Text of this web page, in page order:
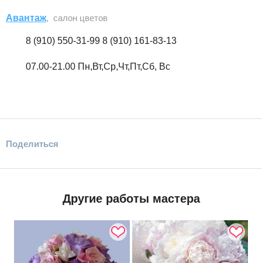
Авантаж, салон цветов
8 (910) 550-31-99 8 (910) 161-83-13
07.00-21.00 Пн,Вт,Ср,Чт,Пт,Сб, Вс
Поделиться
Другие работы мастера